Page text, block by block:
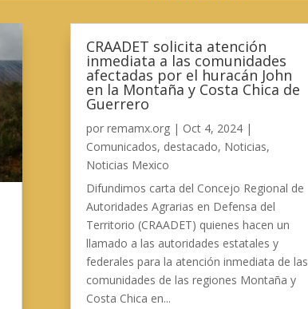
CRAADET solicita atención
inmediata a las comunidades
afectadas por el huracán John
en la Montaña y Costa Chica de
Guerrero
por remamx.org| Oct 4, 2024|
Comunicados, destacado, Noticias,
Noticias Mexico
Difundimos carta del Concejo Regional de
Autoridades Agrarias en Defensa del
Territorio (CRAADET) quienes hacen un
llamado a las autoridades estatales y
federales para la atención inmediata de las
comunidades de las regiones Montaña y
Costa Chica en...